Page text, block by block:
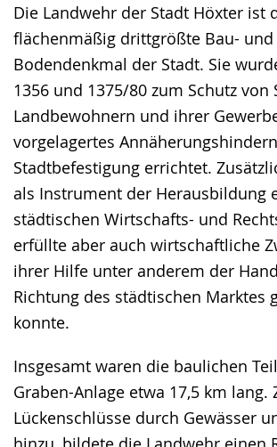
Die Landwehr der Stadt Höxter ist
flächenmäßig drittgrößte Bau- und
Bodendenkmal der Stadt. Sie
1356 und 1375/80 zum Schutz von
Landbewohnern und ihrer
vorgelagertes
Stadtbefestigung errichtet.
als Instrument der Herausbildung
städtischen Wirtschafts- und
erfüllte aber auch wirtschaftliche
ihrer Hilfe unter anderem der
Richtung des städtischen Marktes
konnte.
Insgesamt waren die baulichen
Graben-Anlage etwa 17,5 km lang.
Lückenschlüsse durch Gewässer
wechseln.
Deutscher
Gebärdensprache
wird
angezeigt.